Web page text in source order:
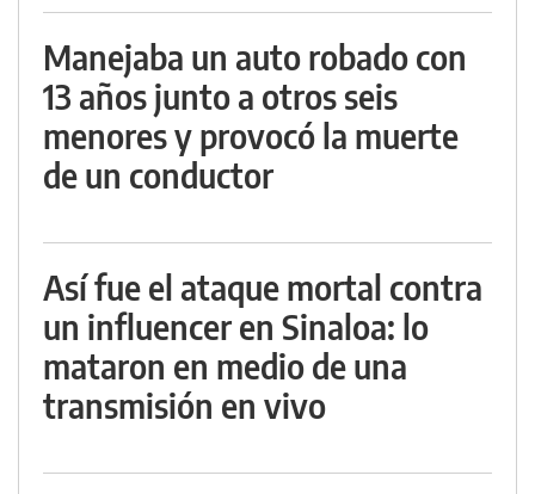
Manejaba un auto robado con
13 años junto a otros seis
menores y provocó la muerte
de un conductor
Así fue el ataque mortal contra
un influencer en Sinaloa: lo
mataron en medio de una
transmisión en vivo